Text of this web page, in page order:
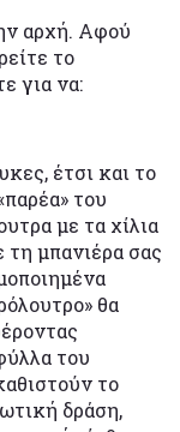
αρχή. Αφού
το
για να:
έτσι και το
του
με τα χίλια
τη μπανιέρα σας
θα
του
το
δράση,